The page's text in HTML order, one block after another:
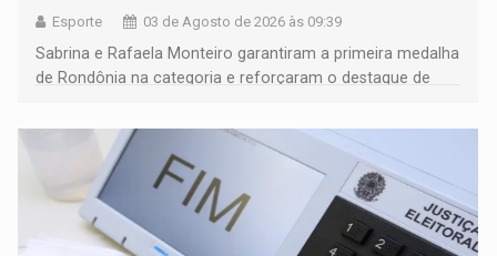
Esporte 03 de Agosto de 2026 às 09:39
Sabrina e Rafaela Monteiro garantiram a primeira medalha
de Rondônia na categoria e reforçaram o destaque de